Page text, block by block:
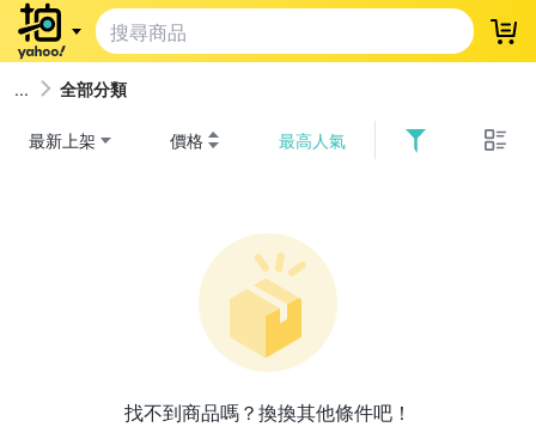
登
全部分類
最新上架 價格 最高人氣
找不到商品嗎？換換其他條件吧！